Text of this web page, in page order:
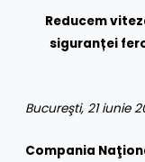
Reducem
siguranței
Bucureşti, 21 iunie
Compania